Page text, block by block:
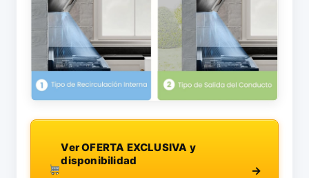
Ver OFERTA EXCLUSIVA y
disponibilidad
→